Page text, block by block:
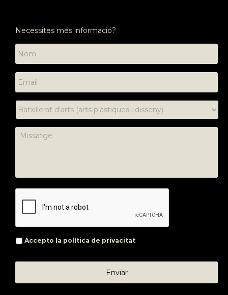
Necessites més informació?
Accepto la política de privacitat